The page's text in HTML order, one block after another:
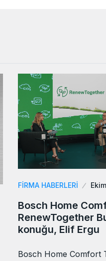
FIRMA HABERLERI
Bosch Home
RenewTogether
konuğu, Elif Ergu
Bosch Home Comfort